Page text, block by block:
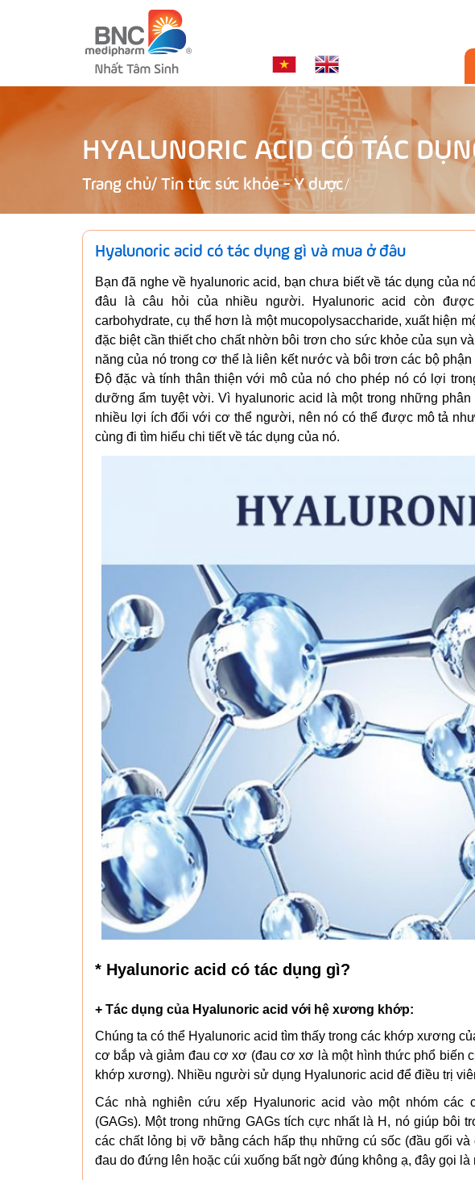
HYALUNORIC ACID CÓ TÁC
Trang chủ/ Tin tức sức khỏe - Y dược
Hyalunoric acid có tác dụng gì và mua ở đâu
Bạn đã nghe về hyalunoric acid, bạn chưa biết về tác dụng của
đâu là câu hỏi của nhiều người. Hyalunoric acid còn
carbohydrate, cụ thể hơn là một mucopolysaccharide, xuất hiện
đặc biệt cần thiết cho chất nhờn bôi trơn cho sức khỏe của sụn
năng của nó trong cơ thể là liên kết nước và bôi trơn các bộ
Độ đặc và tính thân thiện với mô của nó cho phép nó có lợi
dưỡng ẩm tuyệt vời. Vì hyalunoric acid là một trong những
nhiều lợi ích đối với cơ thể người, nên nó có thể được mô tả
cùng đi tìm hiểu chi tiết về tác dụng của nó.
* Hyalunoric acid có tác dụng gì?
+ Tác dụng của Hyalunoric acid với hệ xương khớp:
Chúng ta có thể Hyalunoric acid tìm thấy trong các khớp xương
cơ bắp và giảm đau cơ xơ (đau cơ xơ là một hình thức phổ biến
khớp xương). Nhiều người sử dụng Hyalunoric acid để điều trị
Các nhà nghiên cứu xếp Hyalunoric acid vào một nhóm các
(GAGs). Một trong những GAGs tích cực nhất là H, nó giúp bôi
các chất lỏng bị vỡ bằng cách hấp thụ những cú sốc (đầu gối
đau do đứng lên hoặc cúi xuống bất ngờ đúng không ạ, đây gọi là